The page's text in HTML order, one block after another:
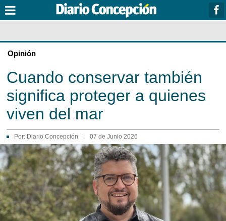
Opinión
Cuando conservar también
significa proteger a quienes
viven del mar
Por: Diario Concepción 07 de Junio 2026